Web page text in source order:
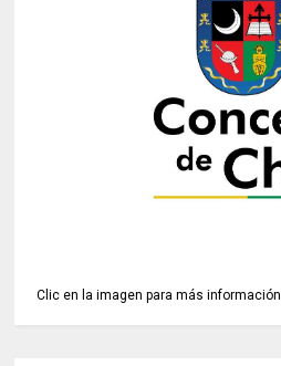
Clic en la imagen para más información